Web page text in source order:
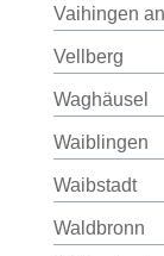
Vaihingen
Vellberg
Waghäusel
Waiblingen
Waibstadt
Waldbronn